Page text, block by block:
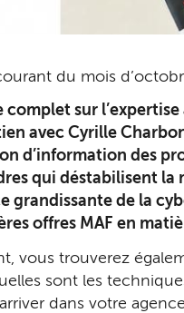
du mois
complet sur
avec Cyrille
d’information des
qui déstabilisent la
grandissante de la
offres MAF en
vous trouverez
sont les
dans votre